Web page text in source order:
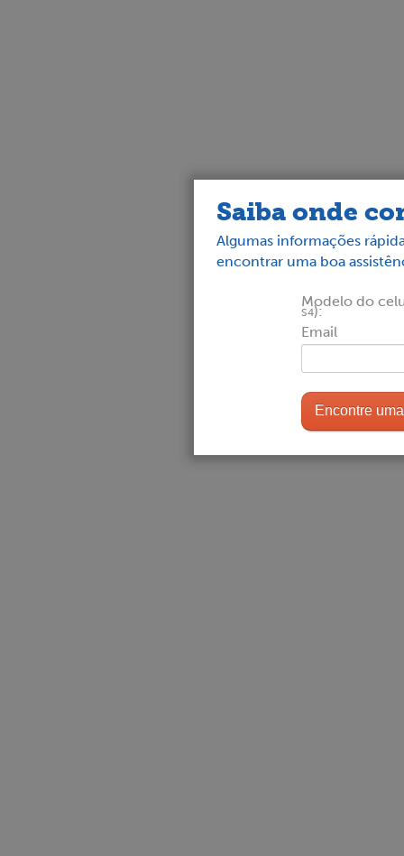
Saiba onde
Algumas informações
encontrar uma boa
Modelo do
S4):
Email